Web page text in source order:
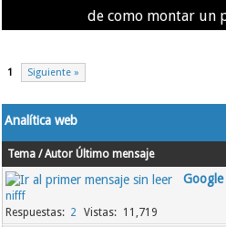
de como montar un
1 Siguiente »
Analítica web
Tema /Autor Último mensaje
nifff
2
11,719